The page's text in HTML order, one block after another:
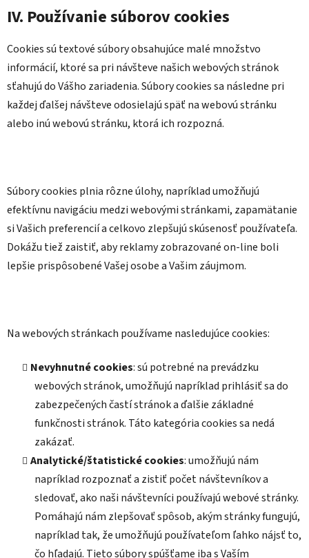
IV. Používanie súborov cookies
Cookies sú textové súbory obsahujúce malé množstvo
informácií, ktoré sa pri návšteve našich webových stránok
sťahujú do Vášho zariadenia. Súbory cookies sa následne pri
každej ďalšej návšteve odosielajú späť na webovú stránku
alebo inú webovú stránku, ktorá ich rozpozná.
Súbory cookies plnia rôzne úlohy, napríklad umožňujú
efektívnu navigáciu medzi webovými stránkami, zapamätanie
si Vašich preferencií a celkovo zlepšujú skúsenosť používateľa.
Dokážu tiež zaistiť, aby reklamy zobrazované on-line boli
lepšie prispôsobené Vašej osobe a Vašim záujmom.
Na webových stránkach používame nasledujúce cookies:
Nevyhnutné cookies: sú potrebné na prevádzku
webových stránok, umožňujú napríklad prihlásiť sa do
zabezpečených častí stránok a ďalšie základné
funkčnosti stránok. Táto kategória cookies sa nedá
zakázať.
Analytické/štatistické cookies: umožňujú nám
napríklad rozpoznať a zistiť počet návštevníkov a
sledovať, ako naši návštevníci používajú webové stránky.
Pomáhajú nám zlepšovať spôsob, akým stránky fungujú,
napríklad tak, že umožňujú používateľom ľahko nájsť to,
čo hľadajú. Tieto súbory spúšťame iba s Vaším